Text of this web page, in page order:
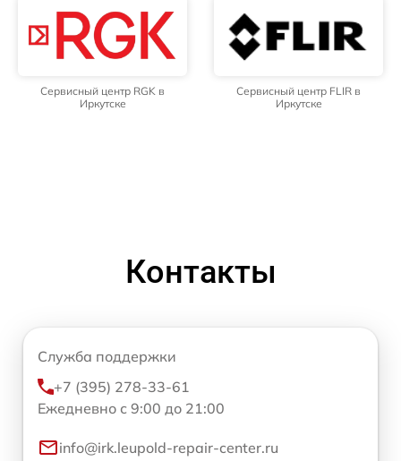
Сервисный центр RGK в
Иркутске
Сервисный центр FLIR в
Иркутске
Контакты
Служба поддержки
+7 (395) 278-33-61
Ежедневно с 9:00 до 21:00
info@irk.leupold-repair-center.ru